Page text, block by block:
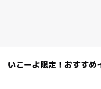
いこーよ限定！おすすめ